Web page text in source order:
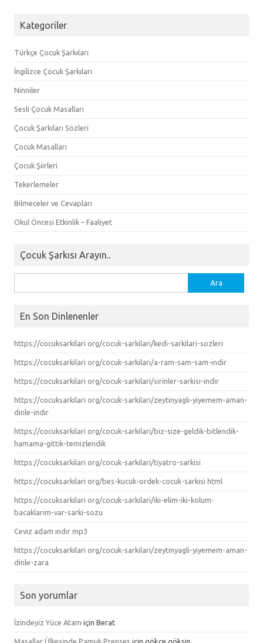
Kategoriler
Türkçe Çocuk Şarkıları
İngilizce Çocuk Şarkıları
Ninniler
Sesli Çocuk Masalları
Çocuk Şarkıları Sözleri
Çocuk Masalları
Çocuk Şiirleri
Tekerlemeler
Bilmeceler ve Cevapları
Okul Öncesi Etkinlik – Faaliyet
Çocuk Şarkısı Arayın..
En Son Dinlenenler
https://cocuksarkilari org/cocuk-sarkilari/kedi-sarkilari-sozleri
https://cocuksarkilari org/cocuk-sarkilari/a-ram-sam-sam-indir
https://cocuksarkilari org/cocuk-sarkilari/sirinler-sarkisi-indir
https://cocuksarkilari org/cocuk-sarkilari/zeytinyagli-yiyemem-aman-
dinle-indir
https://cocuksarkilari org/cocuk-sarkilari/biz-size-geldik-bitlendik-
hamama-gittik-temizlendik
https://cocuksarkilari org/cocuk-sarkilari/tiyatro-sarkisi
https://cocuksarkilari org/bes-kucuk-ordek-cocuk-sarkisi html
https://cocuksarkilari org/cocuk-sarkilari/iki-elim-iki-kolum-
bacaklarim-var-sarki-sozu
Cevız adam ındır mp3
https://cocuksarkilari org/cocuk-sarkilari/zeytinyagli-yiyemem-aman-
dinle-zara
Son yorumlar
İzindeyiz Yüce Atam için Berat
Masallar Ülkesinde Pamuk Prenses için gökçe gökşin